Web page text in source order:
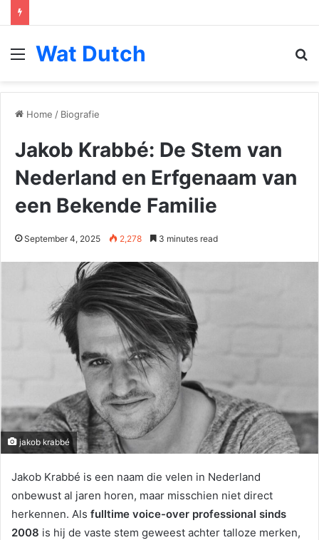
Menu
Wat Dutch
Home / Biografie
Jakob Krabbé: De Stem van
Nederland en Erfgenaam van
een Bekende Familie
September 4, 2025 2,278 3 minutes read
jakob krabbé
Jakob Krabbé is een naam die velen in Nederland
onbewust al jaren horen, maar misschien niet direct
herkennen. Als fulltime voice-over professional sinds
2008 is hij de vaste stem geweest achter talloze merken,